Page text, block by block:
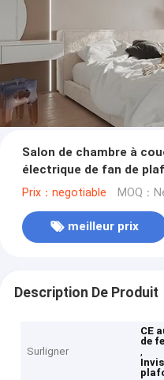
Salon de chambre à
électrique de fan de
de lampe de fan de
Prix：negotiable MOQ：
meilleur prix
Description De Produit
Surligner
CE
de
,